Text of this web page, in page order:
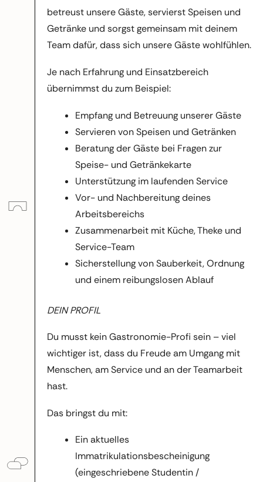
betreust unsere Gäste, servierst Speisen und
Getränke und sorgst gemeinsam mit deinem
Team dafür, dass sich unsere Gäste wohlfühlen.
Je nach Erfahrung und Einsatzbereich
übernimmst du zum Beispiel:
Empfang und Betreuung unserer Gäste
Servieren von Speisen und Getränken
Beratung der Gäste bei Fragen zur
Speise- und Getränkekarte
Unterstützung im laufenden Service
Vor- und Nachbereitung deines
Arbeitsbereichs
Zusammenarbeit mit Küche, Theke und
Service-Team
Sicherstellung von Sauberkeit, Ordnung
und einem reibungslosen Ablauf
DEIN PROFIL
Du musst kein Gastronomie-Profi sein – viel
wichtiger ist, dass du Freude am Umgang mit
Menschen, am Service und an der Teamarbeit
hast.
Das bringst du mit:
Ein aktuelles
Immatrikulationsbescheinigung
(eingeschriebene Studentin /